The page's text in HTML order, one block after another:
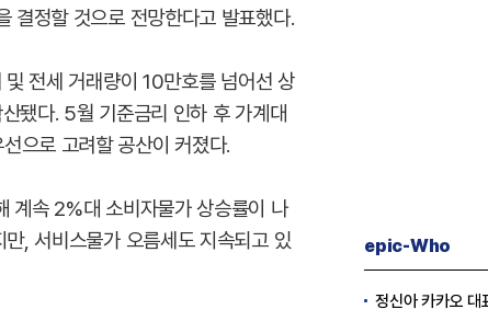
결정할 것으로 전망한다고 발표했다.
전세 거래량이 10만호를 넘어선 상
됐다. 5월 기준금리 인하 후 가계대
으로 고려할 공산이 커졌다.
계속 2%대 소비자물가 상승률이 나
, 서비스물가 오름세도 지속되고 있
epic-Who
정신아 카카오 대표